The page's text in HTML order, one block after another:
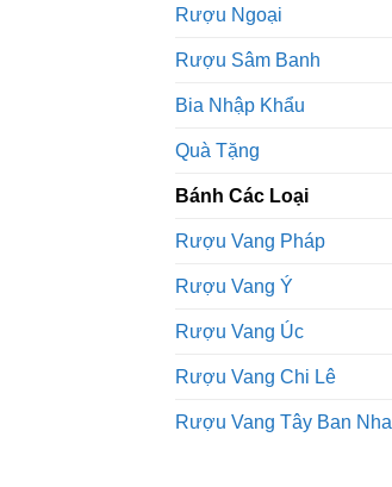
Rượu Ngoại
Rượu Sâm Banh
Bia Nhập Khẩu
Quà Tặng
Bánh Các Loại
Rượu Vang Pháp
Rượu Vang Ý
Rượu Vang Úc
Rượu Vang Chi Lê
Rượu Vang Tây Ban Nha